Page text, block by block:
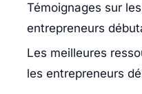
Témoignages sur
entrepreneurs
Les meilleures
les entrepreneurs